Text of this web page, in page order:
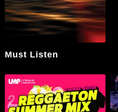
Must Listen